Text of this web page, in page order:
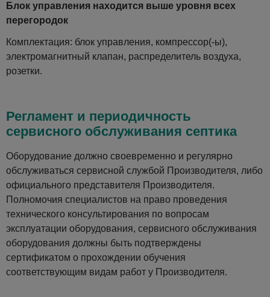
Блок управления находится выше уровня всех
перегородок
Комплектация: блок управления, компрессор(-ы),
электромагнитный клапан, распределитель воздуха,
розетки.
Регламент и периодичность
сервисного обслуживания септика
Оборудование должно своевременно и регулярно
обслуживаться сервисной службой Производителя, либо
официального представителя Производителя.
Полномочия специалистов на право проведения
технического консультирования по вопросам
эксплуатации оборудования, сервисного обслуживания
оборудования должны быть подтверждены
сертификатом о прохождении обучения
соответствующим видам работ у Производителя.